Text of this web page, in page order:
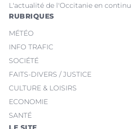
L'actualité de l'Occitanie en continu
RUBRIQUES
MÉTÉO
INFO TRAFIC
SOCIÉTÉ
FAITS-DIVERS / JUSTICE
CULTURE & LOISIRS
ECONOMIE
SANTÉ